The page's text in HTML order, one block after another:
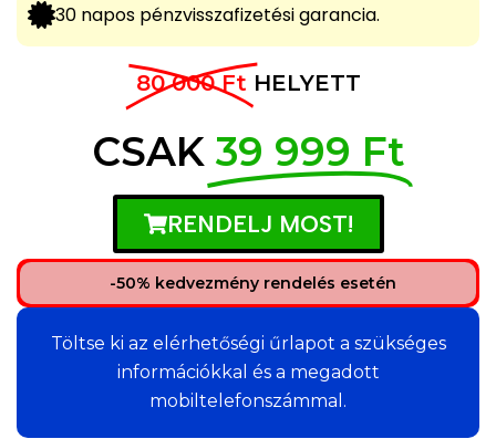
30 napos pénzvisszafizetési garancia.
80 000 Ft HELYETT
CSAK 39 999 Ft
RENDELJ MOST!
-50% kedvezmény rendelés esetén
Töltse ki az elérhetőségi űrlapot a szükséges
információkkal és a megadott
mobiltelefonszámmal.